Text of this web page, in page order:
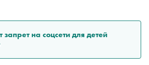
запрет на соцсети для детей